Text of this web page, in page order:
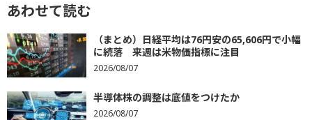
あわせて読む
（まとめ）日経平均は76円安の65,606円で小幅
に続落 来週は米物価指標に注目
2026/08/07
半導体株の調整は底値をつけたか
2026/08/07